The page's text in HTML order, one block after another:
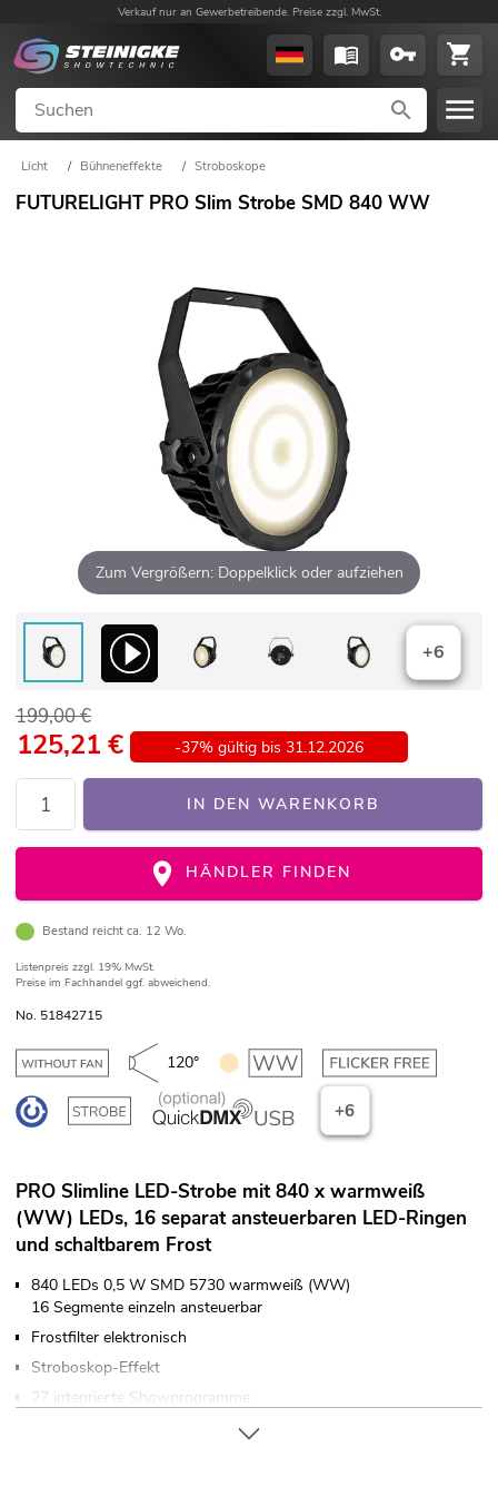
Verkauf nur an Gewerbetreibende. Preise zzgl. MwSt.
Licht / Bühneneffekte / Stroboskope
FUTURELIGHT PRO Slim Strobe SMD 840 WW
Zum Vergrößern: Doppelklick oder aufziehen
+6
199,00 €
125,21 € -37% gültig bis 31.12.2026
IN DEN WARENKORB
HÄNDLER FINDEN
Bestand reicht ca. 12 Wo.
Listenpreis zzgl. 19% MwSt.
Preise im Fachhandel ggf. abweichend.
No. 51842715
120°
+6
PRO Slimline LED-Strobe mit 840 x warmweiß
(WW) LEDs, 16 separat ansteuerbaren LED-Ringen
und schaltbarem Frost
840 LEDs 0,5 W SMD 5730 warmweiß (WW)
16 Segmente einzeln ansteuerbar
Frostfilter elektronisch
Stroboskop-Effekt
27 integrierte Showprogramme
Im 2; 3; 5; 7; 17; 23 CH DMX-Modus bedienbar